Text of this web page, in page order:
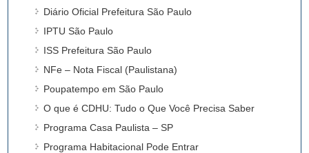
Diário Oficial Prefeitura São Paulo
IPTU São Paulo
ISS Prefeitura São Paulo
NFe – Nota Fiscal (Paulistana)
Poupatempo em São Paulo
O que é CDHU: Tudo o Que Você Precisa Saber
Programa Casa Paulista – SP
Programa Habitacional Pode Entrar